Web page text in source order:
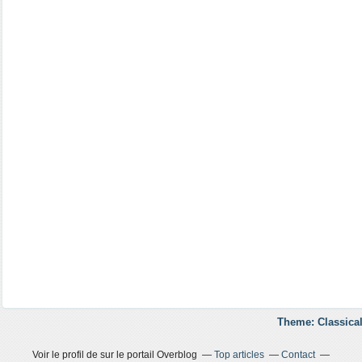
Theme:
Voir le profil de sur le portail Overblog Top articles Contact